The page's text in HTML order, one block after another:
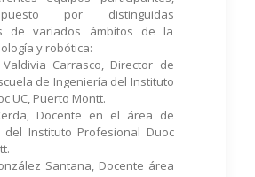
por distinguidas
de variados ámbitos de la
y robótica:
Carrasco, Director de
de Ingeniería del Instituto
UC, Puerto Montt.
Docente en el área de
del Instituto Profesional Duoc
Santana, Docente área